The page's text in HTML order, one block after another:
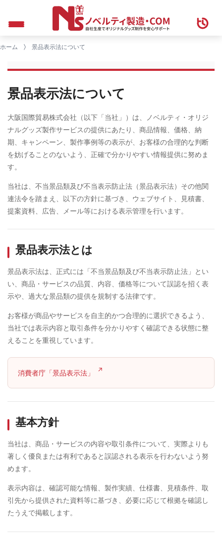
ホーム 景品表示法について
景品表示法について
大阪国際貿易株式会社（以下「当社」）は、ノベルティ・オリジ
ナルグッズ製作サービスの提供にあたり、商品情報、価格、納
期、キャンペーン、製作事例等の表示が、お客様の合理的な判断
を妨げることのないよう、正確で分かりやすい情報提供に努めま
す。
当社は、不当景品類及び不当表示防止法（景品表示法）その他関
連法令を踏まえ、以下の方針に基づき、ウェブサイト、見積書、
提案資料、広告、メール等における表示管理を行います。
景品表示法とは
景品表示法は、正式には「不当景品類及び不当表示防止法」とい
い、商品・サービスの品質、内容、価格等について誤認を招く表
示や、過大な景品類の提供を規制する法律です。
お客様が商品やサービスを自主的かつ合理的に選択できるよう、
当社では表示内容と取引条件を分かりやすく確認できる状態に整
えることを重視しています。
消費者庁「景品表示法」
基本方針
当社は、商品・サービスの内容や取引条件について、実際よりも
著しく優良または有利であると誤認される表示を行わないよう努
めます。
表示内容は、確認可能な情報、製作実績、仕様書、見積条件、取
引先から提供された資料等に基づき、必要に応じて根拠を確認し
たうえで掲載します。